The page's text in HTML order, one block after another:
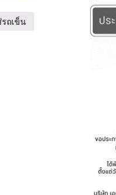
ถเข็น